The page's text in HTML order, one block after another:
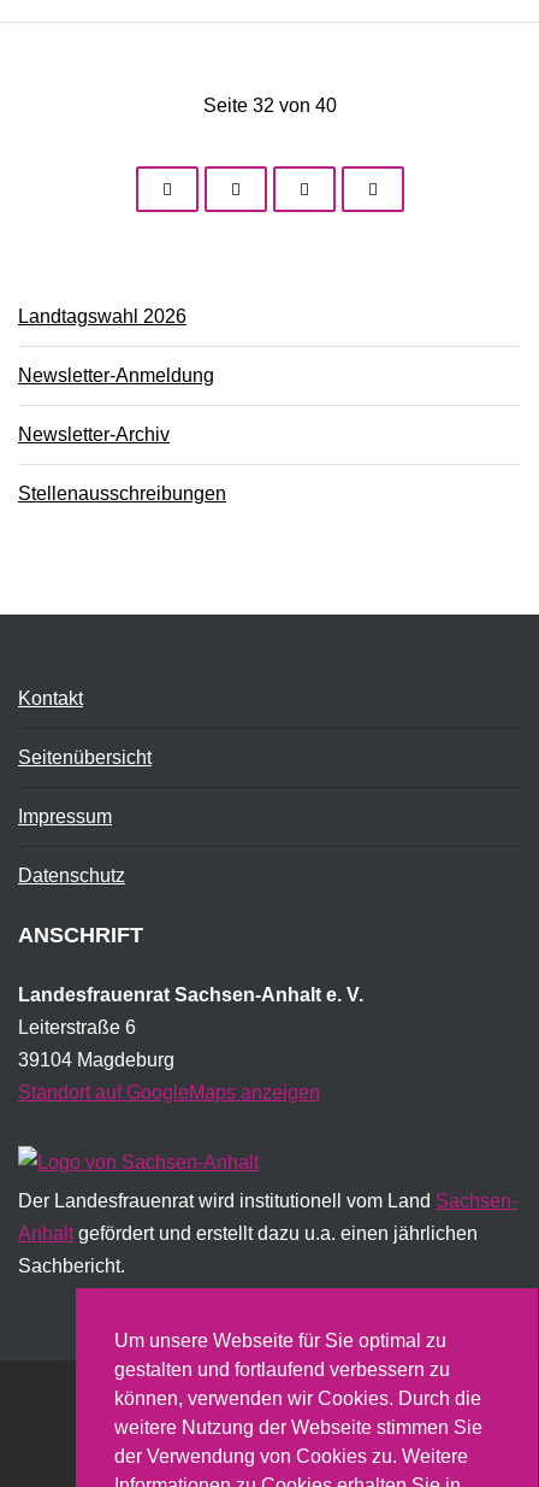
Um unsere Webseite für Sie optimal zu
gestalten und fortlaufend verbessern zu
können, verwenden wir Cookies. Durch die
weitere Nutzung der Webseite stimmen Sie
der Verwendung von Cookies zu. Weitere
Seite 32 von 40
Landtagswahl 2026
Newsletter-Anmeldung
Newsletter-Archiv
Stellenausschreibungen
Kontakt
Seitenübersicht
Impressum
Datenschutz
ANSCHRIFT
Landesfrauenrat Sachsen-Anhalt e. V.
Leiterstraße 6
39104 Magdeburg
Standort auf GoogleMaps anzeigen
Der Landesfrauenrat wird institutionell vom Land Sachsen-
Anhaltgefördert und erstellt dazu u.a. einen jährlichen
Sachbericht.
Nach oben